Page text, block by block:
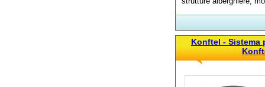
Konftel - Sistema